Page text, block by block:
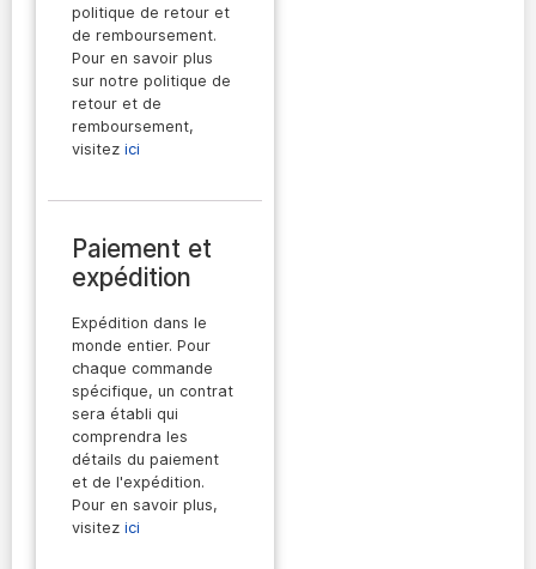
politique de retour et
de remboursement.
Pour en savoir plus
sur notre politique de
retour et de
remboursement,
visitez ici
Paiement et
expédition
Expédition dans le
monde entier. Pour
chaque commande
spécifique, un contrat
sera établi qui
comprendra les
détails du paiement
et de l'expédition.
Pour en savoir plus,
visitez ici